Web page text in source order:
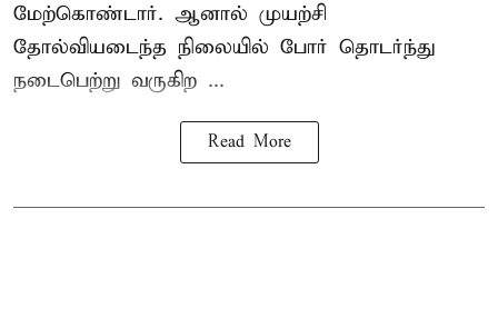
மேற்கொண்டார். ஆனால் முயற்சி
தோல்வியடைந்த நிலையில் போர் தொடர்ந்து
நடைபெற்று வருகிற ...
Read More